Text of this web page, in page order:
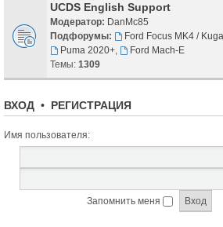
UCDS English Support
Модератор: DanMc85
Подфорумы:
Ford Focus MK4 /
Puma 2020+,
Ford Mach-E
Темы: 1309
ВХОД • РЕГИСТРАЦИЯ
Имя пользователя:
Запомнить меня